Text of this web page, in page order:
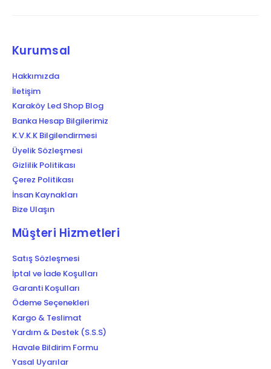
Kurumsal
Hakkımızda
İletişim
Karaköy Led Shop Blog
Banka Hesap Bilgilerimiz
K.V.K.K Bilgilendirmesi
Üyelik Sözleşmesi
Gizlilik Politikası
Çerez Politikası
İnsan Kaynakları
Bize Ulaşın
Müşteri Hizmetleri
Satış Sözleşmesi
İptal ve İade Koşulları
Garanti Koşulları
Ödeme Seçenekleri
Kargo & Teslimat
Yardım & Destek (S.S.S)
Havale Bildirim Formu
Yasal Uyarılar